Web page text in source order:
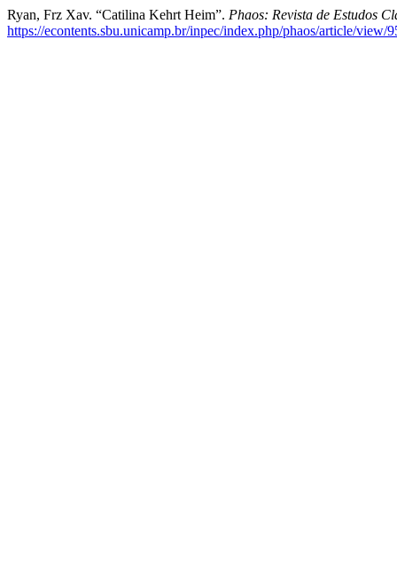
Ryan, Frz Xav. “Catilina Kehrt Heim”. Phaos: Revista de Estudos
https://econtents.sbu.unicamp.br/inpec/index.php/phaos/article/view/